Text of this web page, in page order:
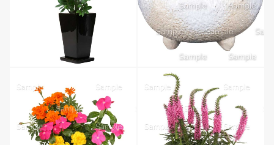
無料ダウンロード